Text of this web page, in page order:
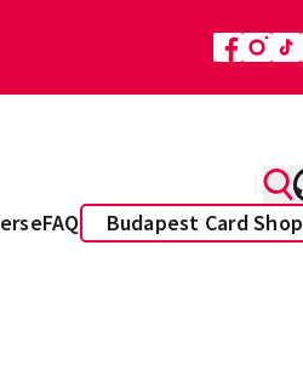
FAQ Budapest Card Shop